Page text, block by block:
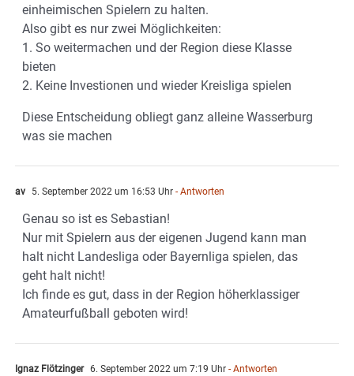
einheimischen Spielern zu halten.
Also gibt es nur zwei Möglichkeiten:
1. So weitermachen und der Region diese Klasse
bieten
2. Keine Investionen und wieder Kreisliga spielen
Diese Entscheidung obliegt ganz alleine Wasserburg
was sie machen
av 5. September 2022 um 16:53 Uhr - Antworten
Genau so ist es Sebastian!
Nur mit Spielern aus der eigenen Jugend kann man
halt nicht Landesliga oder Bayernliga spielen, das
geht halt nicht!
Ich finde es gut, dass in der Region höherklassiger
Amateurfußball geboten wird!
Ignaz Flötzinger 6. September 2022 um 7:19 Uhr - Antworten